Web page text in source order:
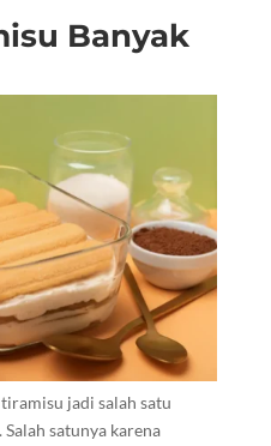
Banyak
jadi salah satu
satunya karena